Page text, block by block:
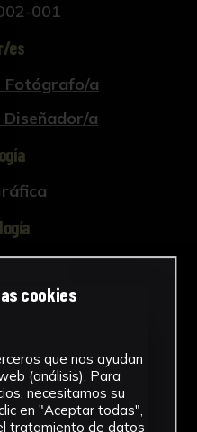
001
es
Fotógrafo/a
Diseñador/a
Cultural
cookies
que nos ayudan
(análisis). Para
necesitamos su
en "Aceptar todas",
tratamiento de datos